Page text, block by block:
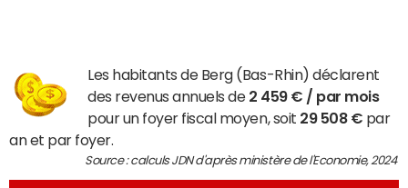
Les habitants de Berg (Bas-Rhin) déclarent
des revenus annuels de 2 459 € / par mois
pour un foyer fiscal moyen, soit 29 508 € par
an et par foyer.
Source : calculs JDN d'après ministère de l'Economie, 2024